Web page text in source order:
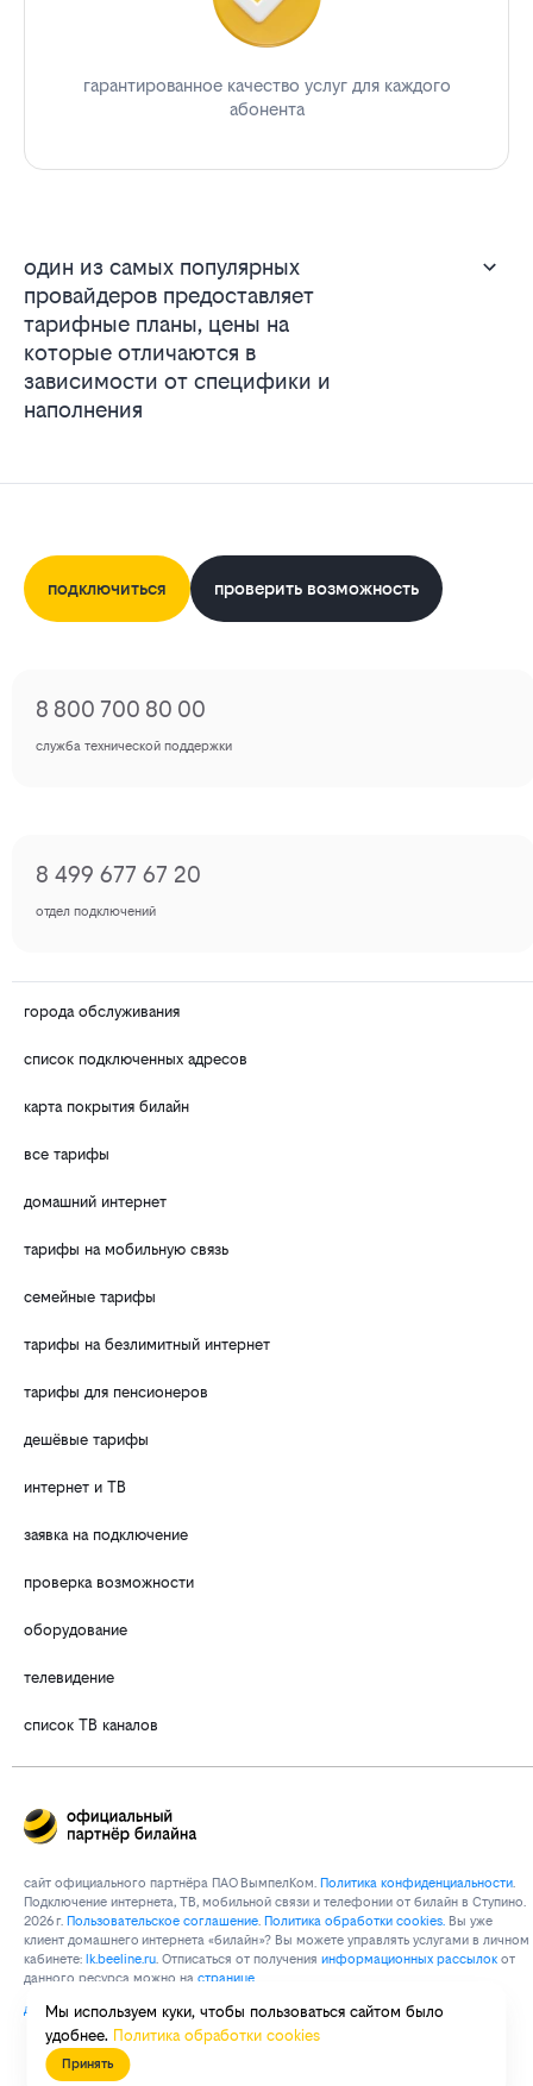
гарантированное качество услуг для каждого
абонента
один из самых популярных
провайдеров предоставляет
тарифные планы, цены на
которые отличаются в
зависимости от специфики и
наполнения
подключиться проверить возможность
8 800 700 80 00
служба технической поддержки
8 499 677 67 20
отдел подключений
города обслуживания
список подключенных адресов
карта покрытия билайн
все тарифы
домашний интернет
тарифы на мобильную связь
семейные тарифы
тарифы на безлимитный интернет
тарифы для пенсионеров
дешёвые тарифы
интернет и ТВ
заявка на подключение
проверка возможности
оборудование
телевидение
список ТВ каналов
сайт официального партнёра ПАО ВымпелКом. Политика конфиденциальности.
Подключение интернета, ТВ, мобильной связи и телефонии от билайн в Ступино.
2026 г. Пользовательское соглашение. Политика обработки cookies. Вы уже
клиент домашнего интернета «билайн»? Вы можете управлять услугами в личнoм
кaбинeтe: lk.bееlinе.ru. Отписаться от получения информационных рассылок от
данного ресурса можно на странице
договор об оказании услуг связи
Мы используем куки, чтобы пользоваться сайтом было
удобнее. Политика обработки cookies
Принять